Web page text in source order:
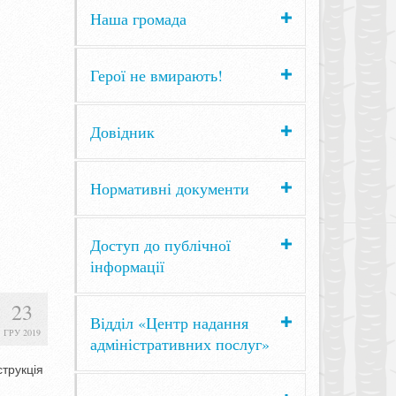
23
ГРУ 2019
Наша громада
Герої не вмирають!
Довідник
Нормативні документи
Доступ до публічної
інформації
Відділ «Центр надання
адміністративних послуг»